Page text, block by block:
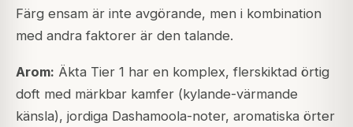
Färg ensam är inte avgörande, men i kombination
med andra faktorer är den talande.
Arom: Äkta Tier 1 har en komplex, flerskiktad örtig
doft med märkbar kamfer (kylande-värmande
känsla), jordiga Dashamoola-noter, aromatiska örter